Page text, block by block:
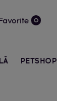
0
PETSHOP